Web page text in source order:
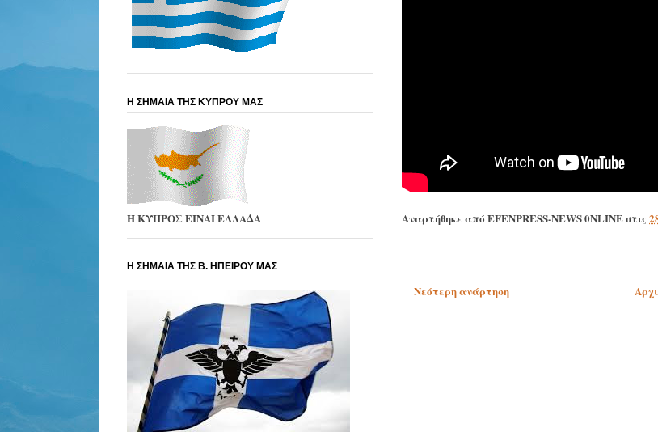
Αναρτήθηκε από EFENPRESS-NEWS 0NLINEστις
Νεότερη ανάρτηση
Η ΣΗΜΑΙΑ ΤΗΣ ΚΥΠΡΟΥ ΜΑΣ
Η ΚΥΠΡΟΣ ΕΙΝΑΙ ΕΛΛΑΔΑ
Η ΣΗΜΑΙΑ ΤΗΣ Β. ΗΠΕΙΡΟΥ ΜΑΣ